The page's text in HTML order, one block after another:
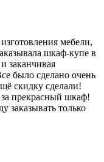
мебели,
шкаф-купе в
заканчивая
было сделано очень
скидку сделали!
за прекрасный шкаф!
заказывать только